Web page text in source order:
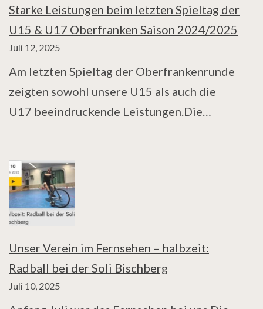
Starke Leistungen beim letzten Spieltag der
U15 & U17 Oberfranken Saison 2024/2025
Juli 12, 2025
Am letzten Spieltag der Oberfrankenrunde
zeigten sowohl unsere U15 als auch die
U17 beeindruckende Leistungen.Die…
Unser Verein im Fernsehen – halbzeit:
Radball bei der Soli Bischberg
Juli 10, 2025